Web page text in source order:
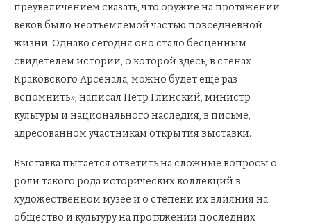
преувеличением сказать, что оружие на протяжении
веков было неотъемлемой частью повседневной
жизни. Однако сегодня оно стало бесценным
свидетелем истории, о которой здесь, в стенах
Краковского Арсенала, можно будет еще раз
вспомнить», написал Петр Глинский, министр
культуры и национального наследия, в письме,
адресованном участникам открытия выставки.
Выставка пытается ответить на сложные вопросы о
роли такого рода исторических коллекций в
художественном музее и о степени их влияния на
общество и культуру на протяжении последних